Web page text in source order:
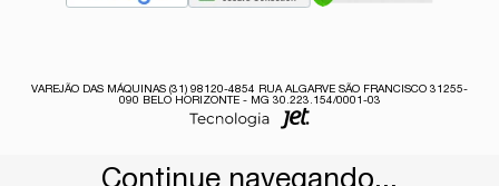
VAREJÃO DAS MÁQUINAS (31) 98120-4854 RUA ALGARVE SÃO FRANCISCO 31255-
090 BELO HORIZONTE - MG 30.223.154/0001-03